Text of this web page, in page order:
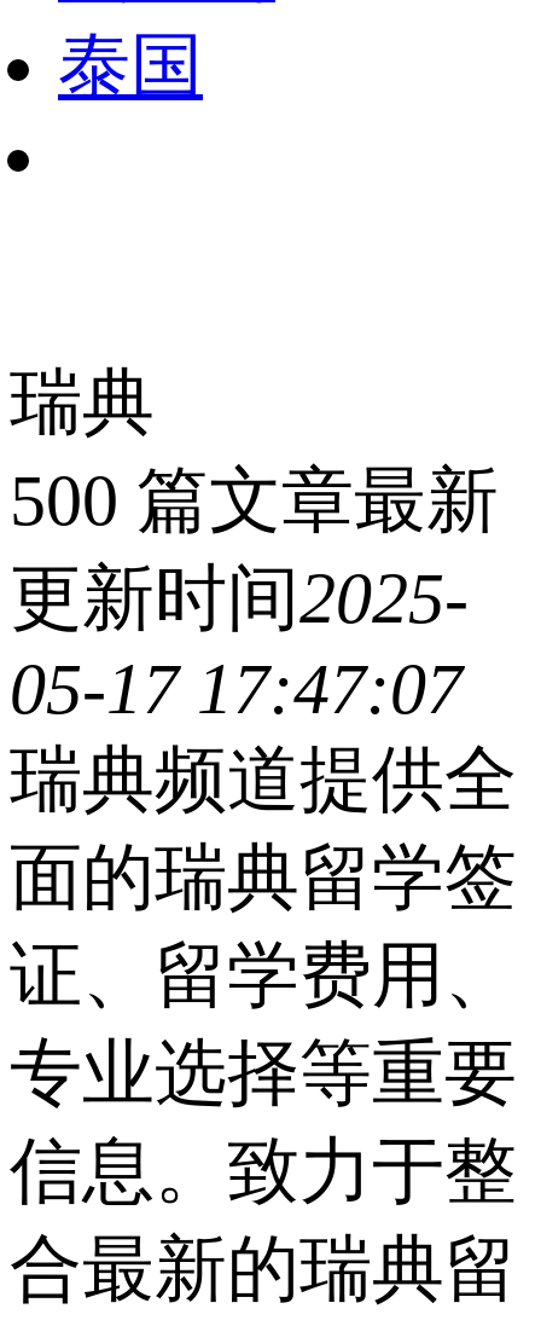
泰国
瑞典
500 篇文章最新
更新时间2025-
05-17 17:47:07
瑞典频道提供全
面的瑞典留学签
证、留学费用、
专业选择等重要
信息。致力于整
合最新的瑞典留